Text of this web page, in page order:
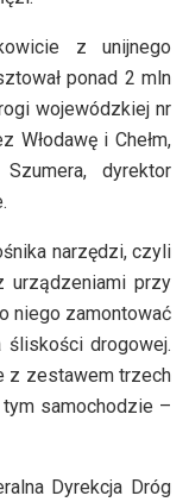
z unijnego
ponad 2 mln
wojewódzkiej nr
Włodawę i Chełm,
dyrektor
narzędzi, czyli
urządzeniami przy
niego zamontować
śliskości drogowej.
z zestawem trzech
samochodzie –
Dyrekcja Dróg